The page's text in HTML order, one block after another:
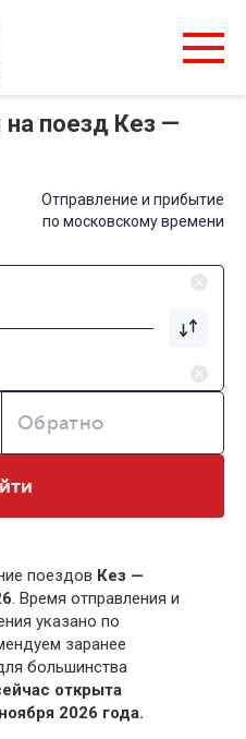
поезд Кез —
Отправление и прибытие
по московскому времени
Обратно
поездов Кез —
. Время отправления и
указано по
заранее
большинства
открыта
2026 года.